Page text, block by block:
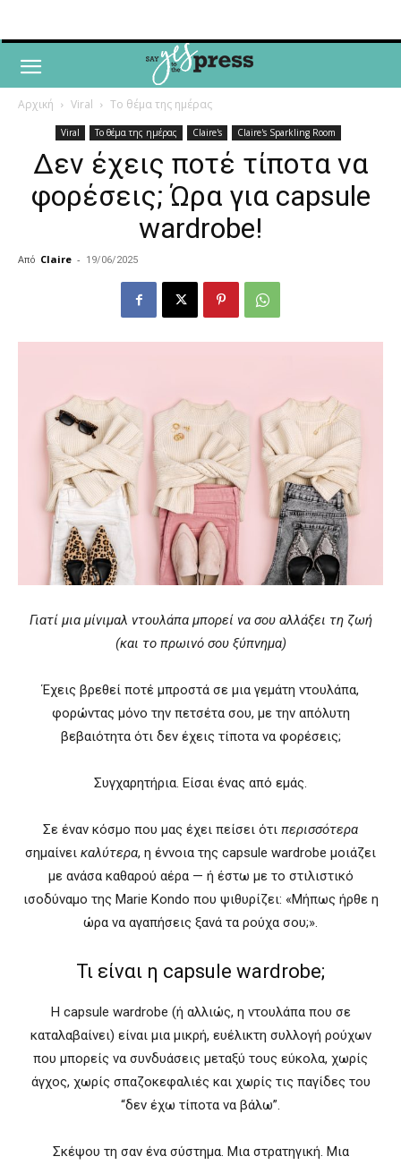
Αρχική Viral Το θέμα της ημέρας
Viral Το θέμα της ημέρας Claire's Claire's Sparkling Room
Δεν έχεις ποτέ τίποτα να
φορέσεις; Ώρα για capsule
wardrobe!
Από Claire - 19/06/2025
Γιατί μια μίνιμαλ ντουλάπα μπορεί να σου αλλάξει τη ζωή
(και το πρωινό σου ξύπνημα)
Έχεις βρεθεί ποτέ μπροστά σε μια γεμάτη ντουλάπα,
φορώντας μόνο την πετσέτα σου, με την απόλυτη
βεβαιότητα ότι δεν έχεις τίποτα να φορέσεις;
Συγχαρητήρια. Είσαι ένας από εμάς.
Σε έναν κόσμο που μας έχει πείσει ότι περισσότερα
σημαίνει καλύτερα, η έννοια της capsule wardrobe μοιάζει
με ανάσα καθαρού αέρα — ή έστω με το στιλιστικό
ισοδύναμο της Marie Kondo που ψιθυρίζει: «Μήπως ήρθε η
ώρα να αγαπήσεις ξανά τα ρούχα σου;».
Τι είναι η capsule wardrobe;
Η capsule wardrobe (ή αλλιώς, η ντουλάπα που σε
καταλαβαίνει) είναι μια μικρή, ευέλικτη συλλογή ρούχων
που μπορείς να συνδυάσεις μεταξύ τους εύκολα, χωρίς
άγχος, χωρίς σπαζοκεφαλιές και χωρίς τις παγίδες του
“δεν έχω τίποτα να βάλω”.
Σκέψου τη σαν ένα σύστημα. Μια στρατηγική. Μια